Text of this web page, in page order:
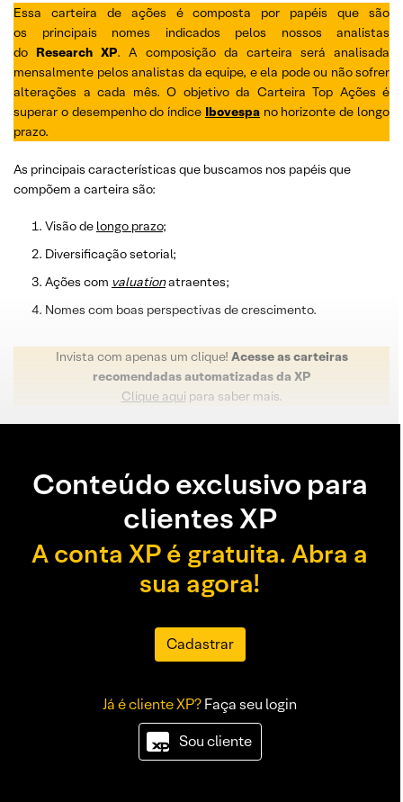
Essa carteira de ações é composta por papéis que são
os principais nomes indicados pelos nossos analistas
do Research XP. A composição da carteira será analisada
mensalmente pelos analistas da equipe, e ela pode ou não sofrer
alterações a cada mês. O objetivo da Carteira Top Ações é
superar o desempenho do índice Ibovespano horizonte de longo
prazo.
As principais características que buscamos nos papéis que
compõem a carteira são:
Visão de longo prazo;
Diversificação setorial;
Ações com valuationatraentes;
Nomes com boas perspectivas de crescimento.
Invista com apenas um clique! Acesse as carteiras
recomendadas automatizadas da XP
Clique aqui para saber mais.
Conteúdo exclusivo para
clientes XP
A conta XP é gratuita. Abra a
sua agora!
Cadastrar
Já é cliente XP?Faça seu login
Sou cliente